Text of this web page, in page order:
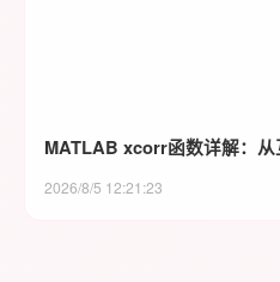
MATLAB xcorr函数详解：
2026/8/5 12:21:23